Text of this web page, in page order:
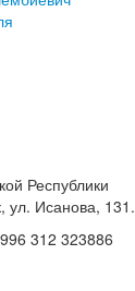
Республики
ул. Исанова, 131.
312 323886